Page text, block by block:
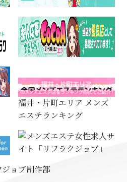
福井・片町エリア メンズ
エステランキング